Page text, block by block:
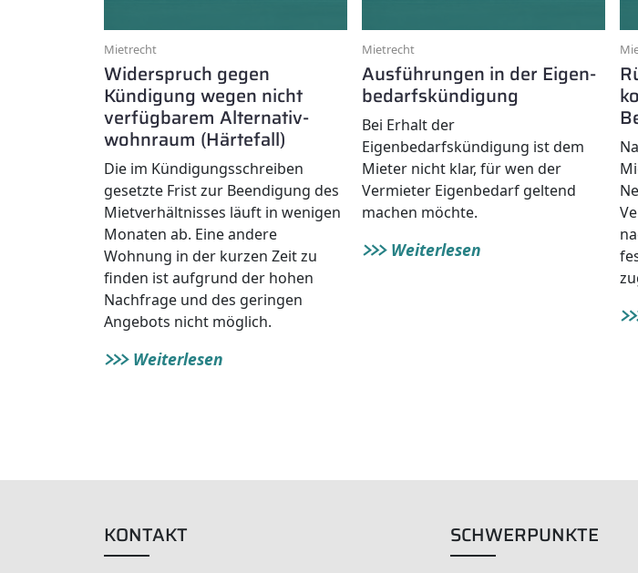
Mietrecht
Widerspruch gegen
Kündigung wegen nicht
verfügbarem Alternativ­
wohnraum (Härtefall)
Die im Kündigungsschreiben
gesetzte Frist zur Beendigung des
Mietverhältnisses läuft in wenigen
Monaten ab. Eine andere
Wohnung in der kurzen Zeit zu
finden ist aufgrund der hohen
Nachfrage und des geringen
Angebots nicht möglich.
Weiterlesen
Mietrecht
Ausführungen in der Eigen­
bedarfs­kündigung
Bei Erhalt der
Eigenbedarfskündigung ist dem
Mieter nicht klar, für wen der
Vermieter Eigenbedarf geltend
machen möchte.
Weiterlesen
KONTAKT SCHWERPUNKTE